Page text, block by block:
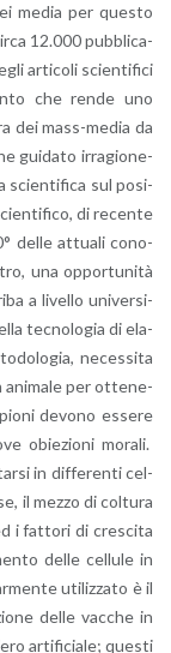
media per que­sto
12.000 pub­bli­ca­
ar­ti­co­li scien­ti­fi­ci
che rende uno
dei mass-me­dia da
gui­da­to ir­ra­gio­ne­
scien­ti­fi­ca sul po­si­
di re­cen­te
delle at­tua­li co­no­
una op­por­tu­ni­tà
a li­vel­lo uni­ver­si­
tec­no­lo­gia di ela­
ne­ces­si­ta
ani­ma­le per ot­te­ne­
de­vo­no es­se­re
obie­zio­ni mo­ra­li.
in dif­fe­ren­ti cel­
il mezzo di col­tu­ra
i fat­to­ri di cre­sci­ta
delle cel­lu­le in
uti­liz­za­to è il
delle vac­che in
ar­ti­fi­cia­le; que­sti